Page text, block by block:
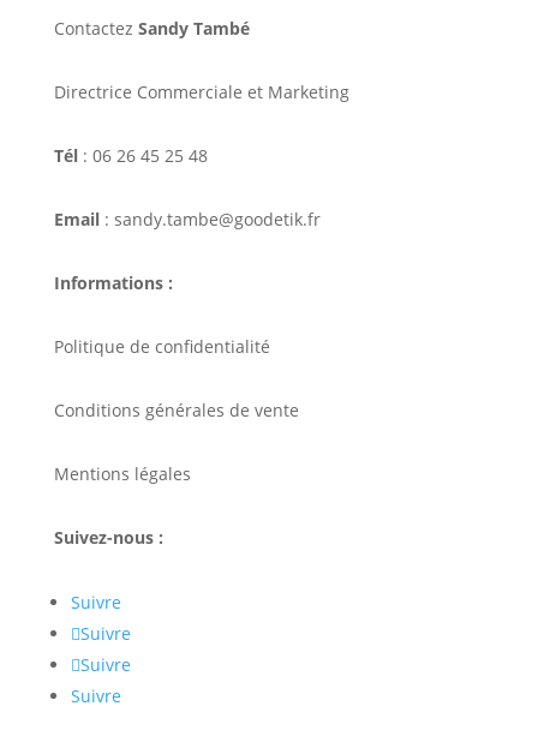
Contactez Sandy També
Directrice Commerciale et Marketing
Tél: 06 26 45 25 48
Email: sandy.tambe@goodetik.fr
Informations :
Politique de confidentialité
Conditions générales de vente
Mentions légales
Suivez-nous :
Suivre
Suivre
Suivre
Suivre